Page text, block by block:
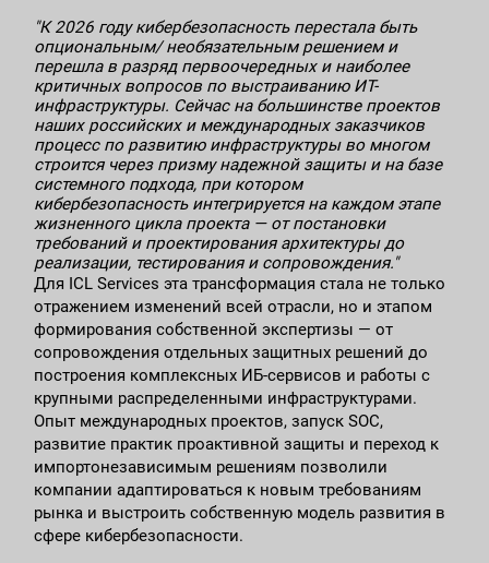
"К 2026 году кибербезопасность перестала быть
опциональным/ необязательным решением и
перешла в разряд первоочередных и наиболее
критичных вопросов по выстраиванию ИТ-
инфраструктуры. Сейчас на большинстве проектов
наших российских и международных заказчиков
процесс по развитию инфраструктуры во многом
строится через призму надежной защиты и на базе
системного подхода, при котором
кибербезопасность интегрируется на каждом этапе
жизненного цикла проекта — от постановки
требований и проектирования архитектуры до
реализации, тестирования и сопровождения."
Для ICL Services эта трансформация стала не только
отражением изменений всей отрасли, но и этапом
формирования собственной экспертизы — от
сопровождения отдельных защитных решений до
построения комплексных ИБ-сервисов и работы с
крупными распределенными инфраструктурами.
Опыт международных проектов, запуск SOC,
развитие практик проактивной защиты и переход к
импортонезависимым решениям позволили
компании адаптироваться к новым требованиям
рынка и выстроить собственную модель развития в
сфере кибербезопасности.